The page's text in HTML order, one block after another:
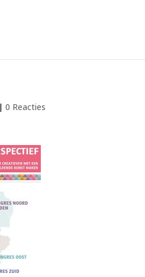
|0 Reacties